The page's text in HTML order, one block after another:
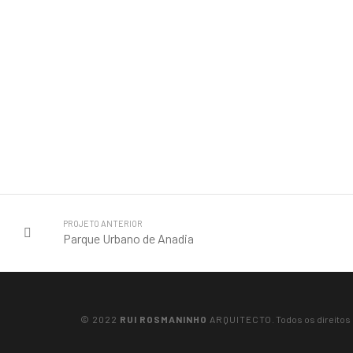
PROJETO ANTERIOR
Parque Urbano de Anadia
© 2022 RUI ROSMANINHO ARQUITECTO . Todos os